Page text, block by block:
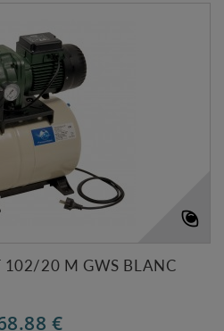
102/20 M GWS BLANC
€